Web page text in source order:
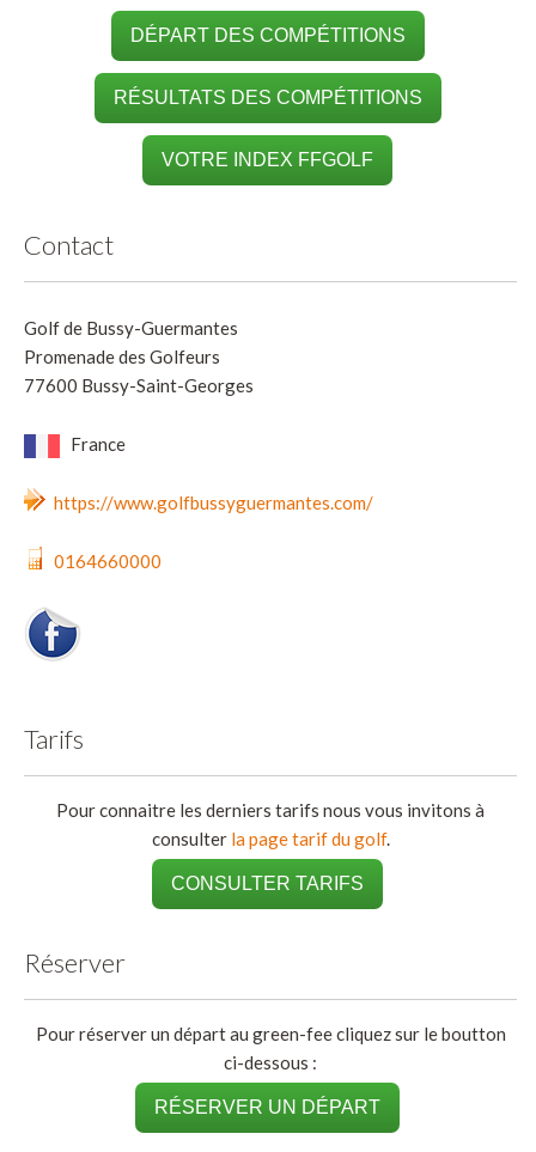
DÉPART DES COMPÉTITIONS
RÉSULTATS DES COMPÉTITIONS
VOTRE INDEX FFGOLF
Contact
Golf de Bussy-Guermantes
Promenade des Golfeurs
77600 Bussy-Saint-Georges
France
https://www.golfbussyguermantes.com/
0164660000
Tarifs
Pour connaitre les derniers tarifs nous vous invitons à
consulter la page tarif du golf.
CONSULTER TARIFS
Réserver
Pour réserver un départ au green-fee cliquez sur le boutton
ci-dessous :
RÉSERVER UN DÉPART